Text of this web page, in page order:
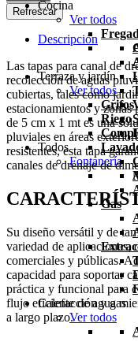
Cocina
Ver todos
Gas
Calefacción y gas
Ver todos
Terraza y jardín
Ver todos
Grifos
Riego
Todos
Fontanería
Descripción
Las tapas para canal de
recolección de aguas
cubiertas, tales como
estacionamientos y zonas
de 5 cm x 1 mt es una
pluviales en áreas
resistentes, esta tapa
canales de drenaje de
Su diseño versátil y de
variedad de aplicaciones,
comerciales y públicas.
capacidad para soportar
práctica y funcional para
flujo eficiente de agua
a largo plazo.